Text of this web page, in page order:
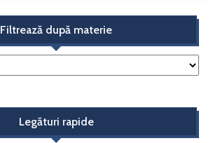
Filtrează după materie
Legături rapide